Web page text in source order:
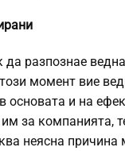
разпознае
момент вие
и на
за компанията,
неясна